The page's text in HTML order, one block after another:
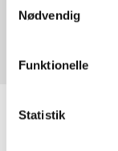
Nødvendig
Funktionelle
Statistik